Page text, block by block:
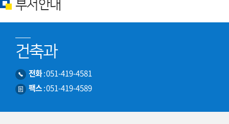
부서안내
건축과
전화:051-419-4581
팩스:051-419-4589